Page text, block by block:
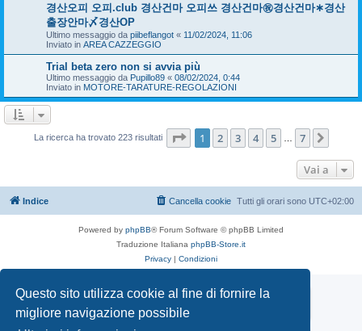
Questo sito utilizza cookie al fine di fornire la
migliore navigazione possibile
경산오피 오피.club 경산건마 오피쓰 경산건마㊗경산건마∗경산
출장안마〆경산OP
Ultimo messaggio da piibeflangot « 11/02/2024, 11:06
Inviato in AREA CAZZEGGIO
Trial beta zero non si avvia più
Ultimo messaggio da Pupillo89 « 08/02/2024, 0:44
Inviato in MOTORE-TARATURE-REGOLAZIONI
La ricerca ha trovato 223 risultati Pagina di
1 2 3 4 5 7
Vai a
Indice Tutti gli orari sono UTC+02:00
Cancella cookie
Powered by phpBB® Forum Software © phpBB Limited
Traduzione Italiana phpBB-Store.it
Privacy | Condizioni
Mototrial.it
TORNA ALLA HOME PAGE DI MOTOTRIAL.IT